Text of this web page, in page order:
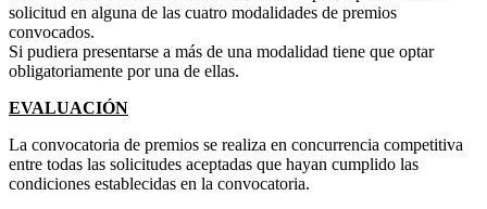
solicitud en alguna de las cuatro modalidades de premios
convocados.
Si pudiera presentarse a más de una modalidad tiene que optar
obligatoriamente por una de ellas.
EVALUACIÓN
La convocatoria de premios se realiza en concurrencia competitiva
entre todas las solicitudes aceptadas que hayan cumplido las
condiciones establecidas en la convocatoria.